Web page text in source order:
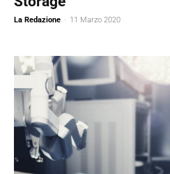
La Redazione - 11 Marzo 2020